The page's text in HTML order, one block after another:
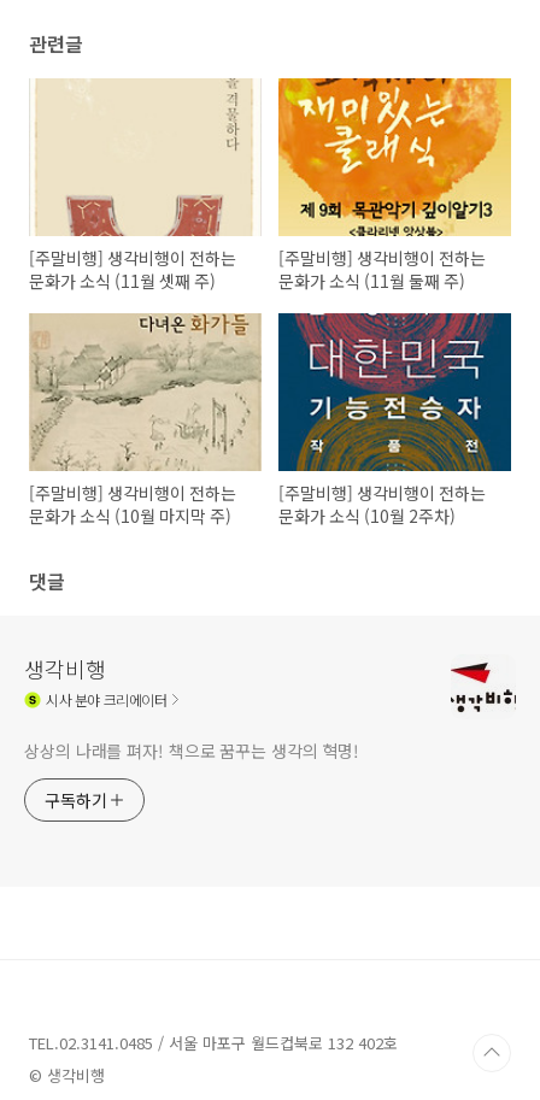
관련글
[주말비행] 생각비행이 전하는
문화가 소식 (11월 셋째 주)
[주말비행] 생각비행이 전하는
문화가 소식 (11월 둘째 주)
[주말비행] 생각비행이 전하는
문화가 소식 (10월 마지막 주)
[주말비행] 생각비행이 전하는
문화가 소식 (10월 2주차)
댓글
생각비행
시사분야 크리에이터
상상의 나래를 펴자! 책으로 꿈꾸는 생각의 혁명!
구독하기
TEL.02.3141.0485 / 서울 마포구 월드컵북로 132 402호
© 생각비행